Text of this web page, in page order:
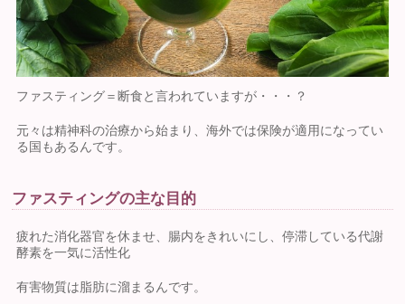
ファスティング＝断食と言われていますが・・・？
元々は精神科の治療から始まり、海外では保険が適用になってい
る国もあるんです。
ファスティングの主な目的
疲れた消化器官を休ませ、腸内をきれいにし、停滞している代謝
酵素を一気に活性化
有害物質は脂肪に溜まるんです。